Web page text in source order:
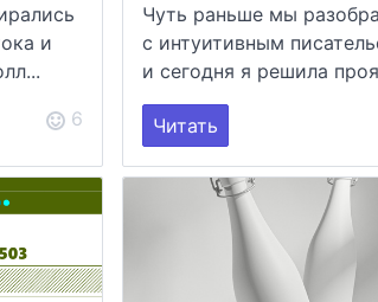
и
6
Чуть раньше мы
с интуитивным
и сегодня я решила
Читать